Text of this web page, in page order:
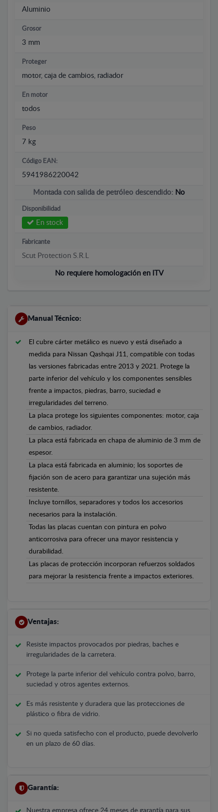
Aluminio
Grosor
3 mm
Proteger
motor, caja de cambios, radiador
En motor
todos
Peso
7 kg
Código EAN:
5941986220042
Montada con salida de petróleo descendido: No
Disponibilidad
En stock
Fabricante
Scut Protection S.R.L
No requiere homologación en ITV
Manual Técnico:
El cubre cárter metálico es nuevo y está diseñado a
medida para Nissan Qashqai J11, compatible con todas
las versiones fabricadas entre 2013 y 2021. Protege la
parte inferior del vehículo y los componentes sensibles
frente a impactos, piedras, barro, suciedad e
irregularidades del terreno.
La placa protege los siguientes componentes: motor, caja
de cambios, radiador.
La placa está fabricada en chapa de aluminio de 3 mm de
espesor.
La placa está fabricada en aluminio; los soportes de
fijación son de acero para garantizar una sujeción más
resistente.
Incluye tornillos, separadores y todos los accesorios
necesarios para la instalación.
Todas las placas cuentan con pintura en polvo
anticorrosiva para ofrecer una mayor resistencia y
durabilidad.
Las placas de protección incorporan refuerzos soldados
para mejorar la resistencia frente a impactos exteriores.
Ventajas:
Resiste impactos provocados por piedras, baches e
irregularidades de la carretera.
Protege la parte inferior del vehículo contra polvo, barro,
suciedad y otros agentes externos.
Es más resistente y duradera que las protecciones de
plástico o fibra de vidrio.
Si no queda satisfecho con el producto, puede devolverlo
en un plazo de 60 días.
Garantía:
Nuestra empresa ofrece 24 meses de garantía para sus